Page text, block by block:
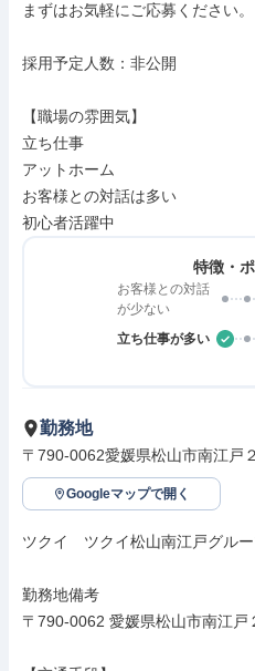
まずはお気軽にご応募ください。
採用予定人数：非公開
【職場の雰囲気】
立ち仕事
アットホーム
お客様との対話は多い
初心者活躍中
特徴・
お客様との対話
が少ない
立ち仕事が多い
勤務地
〒790-0062愛媛県松山市南江戸
Googleマップで開く
ツクイ　ツクイ松山南江戸グル
勤務地備考
〒790-0062 愛媛県松山市南江戸